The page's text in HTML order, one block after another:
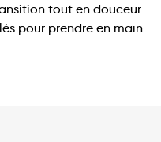
tout en douceur
pour prendre en main